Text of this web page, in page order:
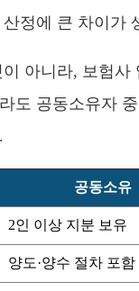
정에 큰 차이가
아니라, 보험사
도 공동소유자
공동소유
2인 이상 지분 보유
양도·양수 절차 포함